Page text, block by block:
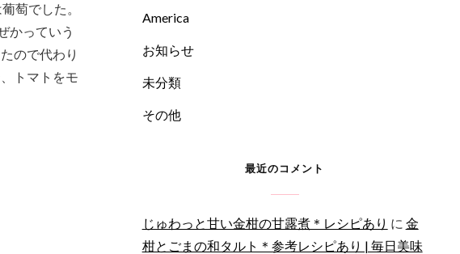
萄でした。
かっていう
ので代わり
トマトをモ
America
お知らせ
未分類
その他
最近のコメント
じゅわっと甘い金柑の甘露煮＊レシピあり に 金
柑とごまの和タルト＊参考レシピあり | 毎日美味